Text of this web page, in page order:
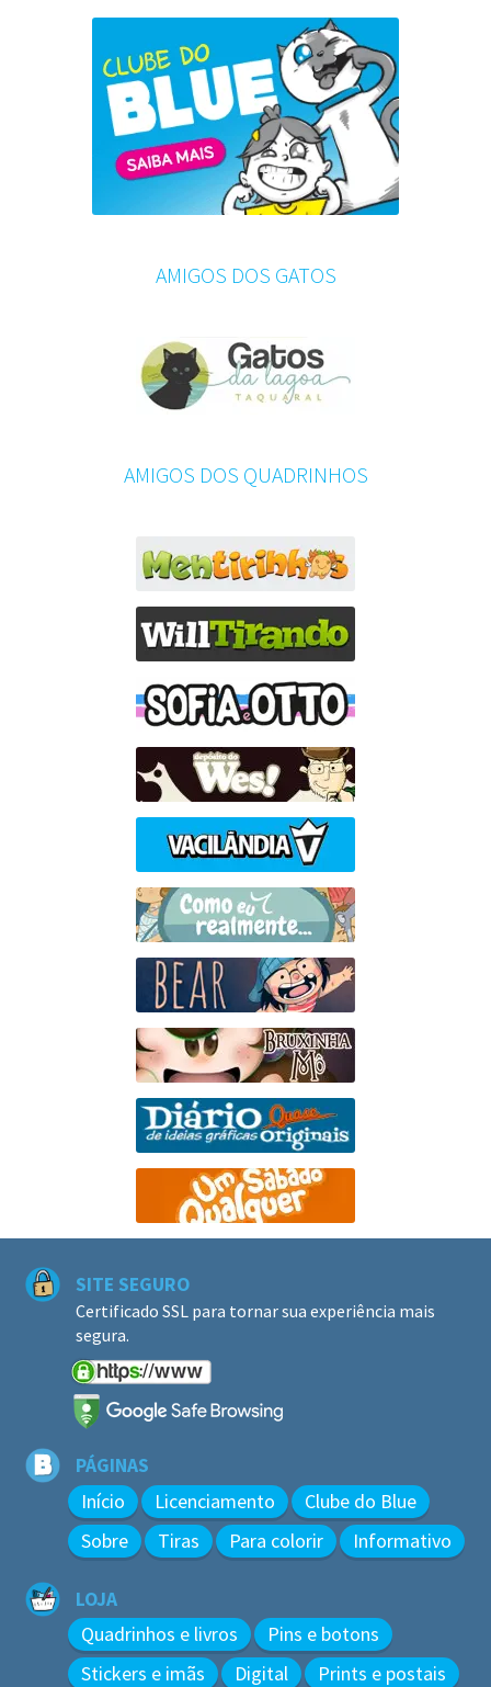
AMIGOS DOS GATOS
AMIGOS DOS QUADRINHOS
SITE SEGURO
Certificado SSL para tornar sua experiência mais
segura.
PÁGINAS
Início Licenciamento
Clube do Blue
Sobre
Tiras Para colorir Informativo
LOJA
Quadrinhos e livros
Pins e botons
Stickers e imãs
Digital Prints e postais